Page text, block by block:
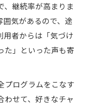
、継続率が高まりま
囲気があるので、途
用者からは「気づけ
た」といった声も寄
プログラムをこなす
わせて、好きなチャ